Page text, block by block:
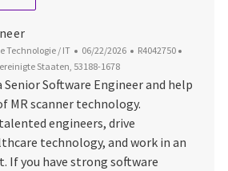
Technologie / IT Datum der Veröffentlichung
06/22/2026 Job-ID
R4042750
Staaten, 53188-1678
Software Engineer and help
MR scanner technology.
engineers, drive
technology, and work in an
If you have strong software